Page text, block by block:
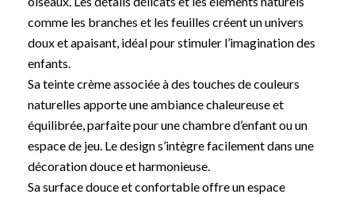
comme les branches et les feuilles créent un univers
doux et apaisant, idéal pour stimuler l’imagination des
enfants.
Sa teinte crème associée à des touches de couleurs
naturelles apporte une ambiance chaleureuse et
équilibrée, parfaite pour une chambre d’enfant ou un
espace de jeu. Le design s’intègre facilement dans une
décoration douce et harmonieuse.
Sa surface douce et confortable offre un espace